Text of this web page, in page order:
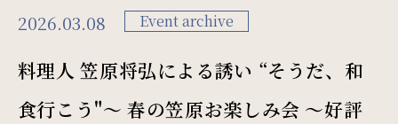
Restaurant & Lounge
レストラン&ラウンジ
2026.03.08 Event archive
料理人 笠原将弘による誘い “そうだ、和
食行こう"〜 春の笠原お楽しみ会 〜好評